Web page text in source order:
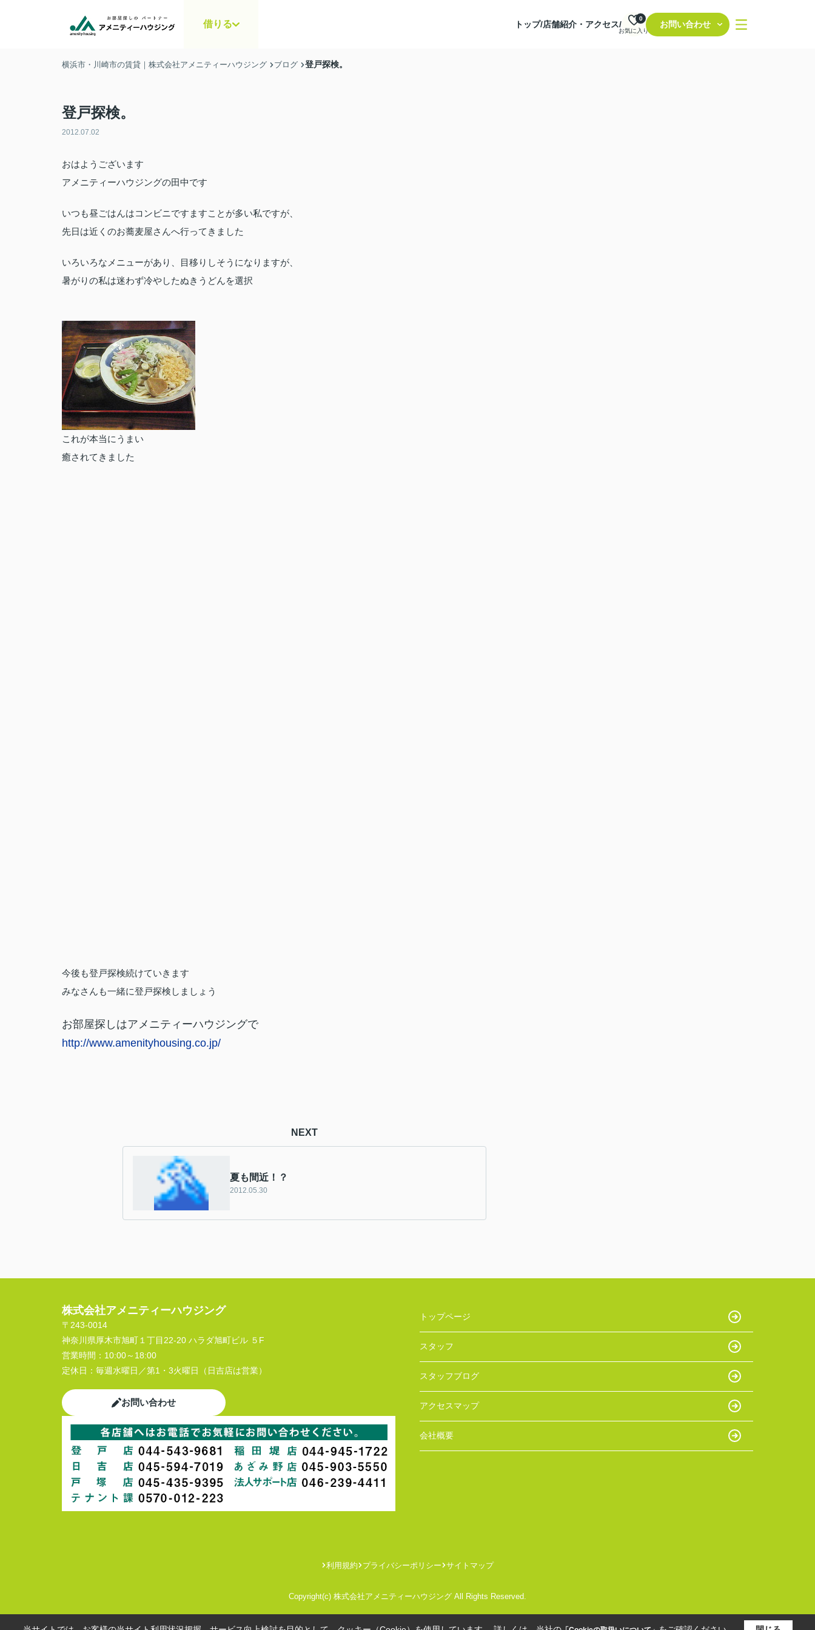
借りる トップ/店舗紹介・アクセス/
お気に入り
0
お問い合わせ
横浜市・川崎市の賃貸｜株式会社アメニティーハウジング ブログ 登戸探検。
登戸探検。
2012.07.02
おはようございます
アメニティーハウジングの田中です
いつも昼ごはんはコンビニですますことが多い私ですが、
先日は近くのお蕎麦屋さんへ行ってきました
いろいろなメニューがあり、目移りしそうになりますが、
暑がりの私は迷わず冷やしたぬきうどんを選択
これが本当にうまい
癒されてきました
今後も登戸探検続けていきます
みなさんも一緒に登戸探検しましょう
お部屋探しはアメニティーハウジングで
http://www.amenityhousing.co.jp/
NEXT
夏も間近！？
2012.05.30
株式会社アメニティーハウジング
〒243-0014
神奈川県厚木市旭町１丁目22-20 ハラダ旭町ビル ５F
営業時間： 10:00～18:00
定休日： 毎週水曜日／第1・3火曜日（日吉店は営業）
お問い合わせ
トップページ
スタッフ
スタッフブログ
アクセスマップ
会社概要
利用規約 プライバシーポリシー サイトマップ
Copyright(c) 株式会社アメニティーハウジング All Rights Reserved.